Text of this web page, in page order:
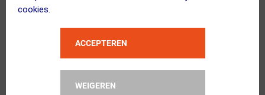
cookies.
ACCEPTEREN
WEIGEREN